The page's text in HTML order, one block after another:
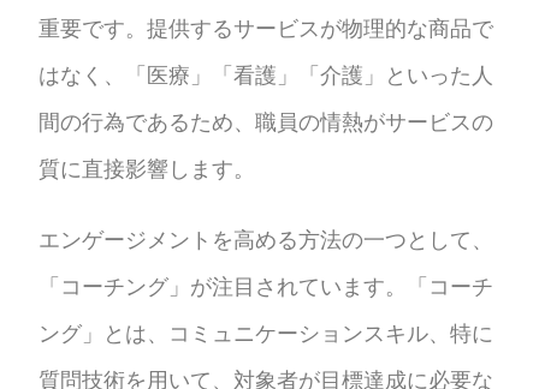
重要です。提供するサービスが物理的な商品で
はなく、「医療」「看護」「介護」といった人
間の行為であるため、職員の情熱がサービスの
質に直接影響します。
エンゲージメントを高める方法の一つとして、
「コーチング」が注目されています。「コーチ
ング」とは、コミュニケーションスキル、特に
質問技術を用いて、対象者が目標達成に必要な